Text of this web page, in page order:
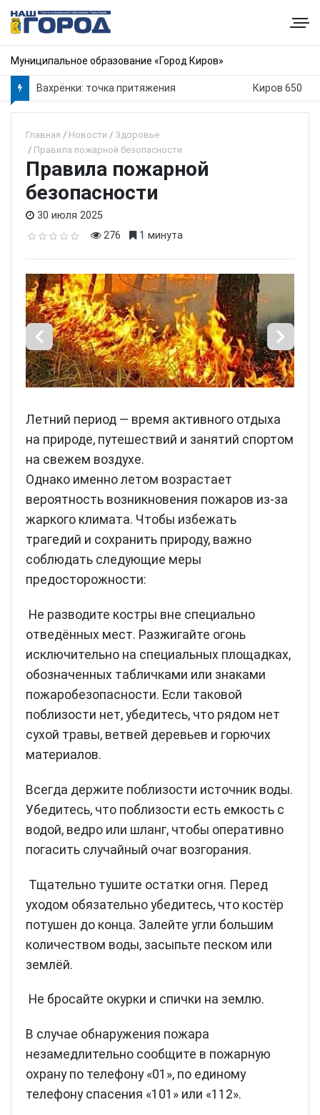
Муниципальное образование «Город Киров»
Вахрёнки: точка притяжения Киров 650
Главная Новости
Здоровье
Правила пожарной безопасности
Правила пожарной
безопасности
30 июля 2025
276
1 минута
Летний период — время активного отдыха
на природе, путешествий и занятий спортом
на свежем воздухе.
Однако именно летом возрастает
вероятность возникновения пожаров из-за
жаркого климата. Чтобы избежать
трагедий и сохранить природу, важно
соблюдать следующие меры
предосторожности:
Не разводите костры вне специально
отведённых мест. Разжигайте огонь
исключительно на специальных площадках,
обозначенных табличками или знаками
пожаробезопасности. Если таковой
поблизости нет, убедитесь, что рядом нет
сухой травы, ветвей деревьев и горючих
материалов.
Всегда держите поблизости источник воды.
Убедитесь, что поблизости есть емкость с
водой, ведро или шланг, чтобы оперативно
погасить случайный очаг возгорания.
Тщательно тушите остатки огня. Перед
уходом обязательно убедитесь, что костёр
потушен до конца. Залейте угли большим
количеством воды, засыпьте песком или
землёй.
Не бросайте окурки и спички на землю.
В случае обнаружения пожара
незамедлительно сообщите в пожарную
охрану по телефону «01», по единому
телефону спасения «101» или «112».